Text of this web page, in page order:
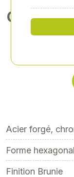
Acier forgé,
Forme
Finition Brunie